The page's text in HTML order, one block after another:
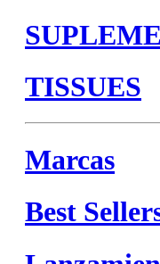
TISSUES
Marcas
Best